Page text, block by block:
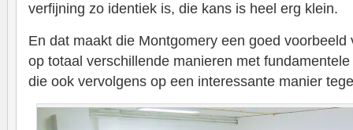
verfijning zo identiek is, die kans is heel erg klein.
En dat maakt die Montgomery een goed
op totaal verschillende manieren met
die ook vervolgens op een interessante manier